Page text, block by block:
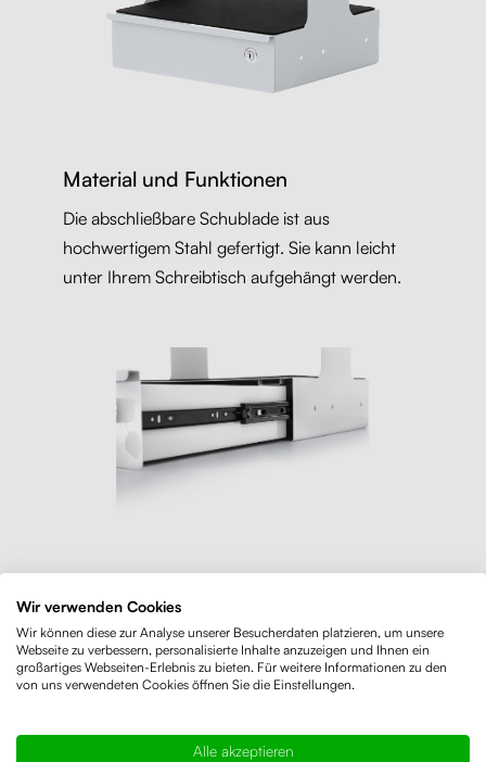
Material und Funktionen
Die abschließbare Schublade ist aus
hochwertigem Stahl gefertigt. Sie kann leicht
unter Ihrem Schreibtisch aufgehängt werden.
Eigenschaften
Zu jeder Schublade erhalten Sie 2 Schlüssel. Die
Schubladen sind in drei Farbvarianten erhältlich:
auswählen?
Wir verwenden Cookies
Wir können diese zur Analyse unserer Besucherdaten platzieren, um unsere
Webseite zu verbessern, personalisierte Inhalte anzuzeigen und Ihnen ein
großartiges Webseiten-Erlebnis zu bieten. Für weitere Informationen zu den
von uns verwendeten Cookies öffnen Sie die Einstellungen.
Alle akzeptieren